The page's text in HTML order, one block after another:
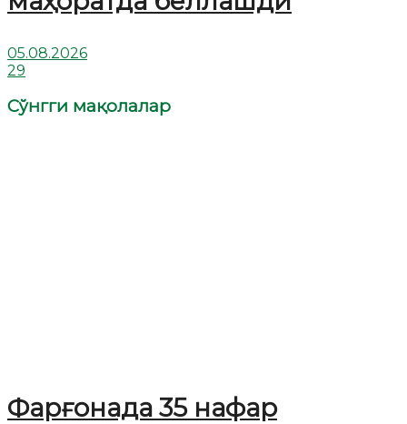
05.08.2026
29
Сўнгги мақолалар
Фарғонада 35 нафар